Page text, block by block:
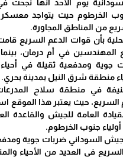
يوم الأحد أنها نجحت
الخرطوم حيث يتواجد معسكر
من المناطق المجاورة.
بأن قوات الدعم السريع
المهندسين في أم درمان،
ومدفعية ثقيلة في
منطقة شرق النيل بمدينة بحري.
في منطقة سلاح
حيث يعتبر هذا الموقع
العامة للجيش والقاعدة
جنوب الخرطوم.
السوداني ضربات جوية
في العديد من الأحياء